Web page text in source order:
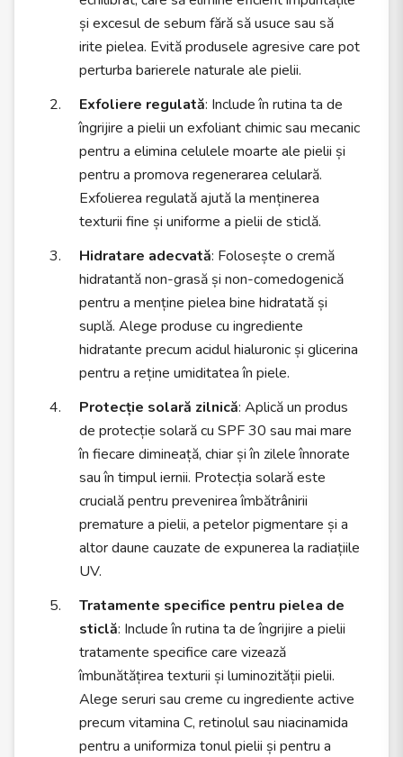
și excesul de sebum fără să usuce sau să
irite pielea. Evită produsele agresive care pot
perturba barierele naturale ale pielii.
Exfoliere regulată: Include în rutina ta de
îngrijire a pielii un exfoliant chimic sau mecanic
pentru a elimina celulele moarte ale pielii și
pentru a promova regenerarea celulară.
Exfolierea regulată ajută la menținerea
texturii fine și uniforme a pielii de sticlă.
Hidratare adecvată: Folosește o cremă
hidratantă non-grasă și non-comedogenică
pentru a menține pielea bine hidratată și
suplă. Alege produse cu ingrediente
hidratante precum acidul hialuronic și glicerina
pentru a reține umiditatea în piele.
Protecție solară zilnică: Aplică un produs
de protecție solară cu SPF 30 sau mai mare
în fiecare dimineață, chiar și în zilele înnorate
sau în timpul iernii. Protecția solară este
crucială pentru prevenirea îmbătrânirii
premature a pielii, a petelor pigmentare și a
altor daune cauzate de expunerea la radiațiile
UV.
Tratamente specifice pentru pielea de
sticlă: Include în rutina ta de îngrijire a pielii
tratamente specifice care vizează
îmbunătățirea texturii și luminozității pielii.
Alege seruri sau creme cu ingrediente active
precum vitamina C, retinolul sau niacinamida
pentru a uniformiza tonul pielii și pentru a